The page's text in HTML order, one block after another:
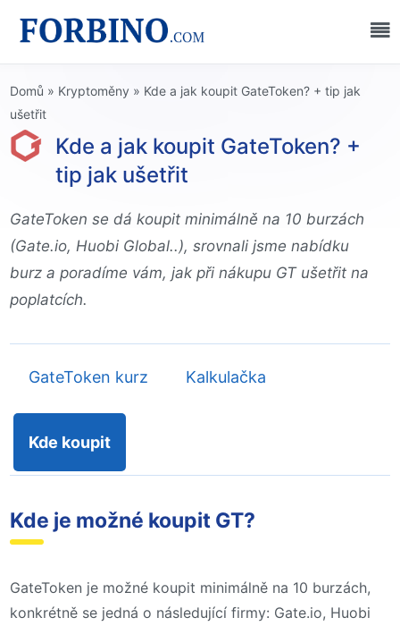
Domů » Kryptoměny » Kde a jak koupit GateToken? + tip jak
ušetřit
Kde a jak koupit GateToken? +
tip jak ušetřit
GateToken se dá koupit minimálně na 10 burzách
(Gate.io, Huobi Global..), srovnali jsme nabídku
burz a poradíme vám, jak při nákupu GT ušetřit na
poplatcích.
GateToken kurz Kalkulačka
Kde koupit
Kde je možné koupit GT?
GateToken je možné koupit minimálně na 10 burzách,
konkrétně se jedná o následující firmy: Gate.io, Huobi